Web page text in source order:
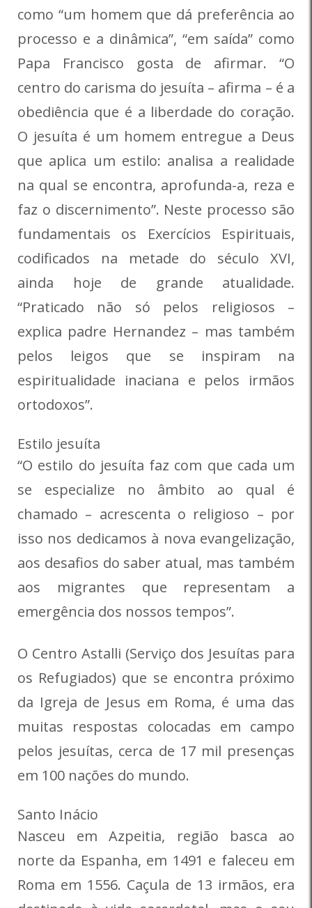
como “um homem que dá preferência ao
processo e a dinâmica”, “em saída” como
Papa Francisco gosta de afirmar. “O
centro do carisma do jesuíta – afirma – é a
obediência que é a liberdade do coração.
O jesuíta é um homem entregue a Deus
que aplica um estilo: analisa a realidade
na qual se encontra, aprofunda-a, reza e
faz o discernimento”. Neste processo são
fundamentais os Exercícios Espirituais,
codificados na metade do século XVI,
ainda hoje de grande atualidade.
“Praticado não só pelos religiosos –
explica padre Hernandez – mas também
pelos leigos que se inspiram na
espiritualidade inaciana e pelos irmãos
ortodoxos”.
Estilo jesuíta
“O estilo do jesuíta faz com que cada um
se especialize no âmbito ao qual é
chamado – acrescenta o religioso – por
isso nos dedicamos à nova evangelização,
aos desafios do saber atual, mas também
aos migrantes que representam a
emergência dos nossos tempos”.
O Centro Astalli (Serviço dos Jesuítas para
os Refugiados) que se encontra próximo
da Igreja de Jesus em Roma, é uma das
muitas respostas colocadas em campo
pelos jesuítas, cerca de 17 mil presenças
em 100 nações do mundo.
Santo Inácio
Nasceu em Azpeitia, região basca ao
norte da Espanha, em 1491 e faleceu em
Roma em 1556. Caçula de 13 irmãos, era